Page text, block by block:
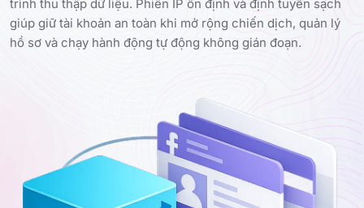
trình thu thập dữ liệu. Phiên IP ổn định và định tuyến sạch
giúp giữ tài khoản an toàn khi mở rộng chiến dịch, quản lý
hồ sơ và chạy hành động tự động không gián đoạn.